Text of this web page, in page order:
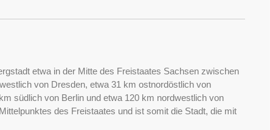
etwa in der Mitte des Freistaates Sachsen zwischen
von Dresden, etwa 31 km ostnordöstlich von
südlich von Berlin und etwa 120 km nordwestlich von
des Freistaates und ist somit die Stadt, die mit